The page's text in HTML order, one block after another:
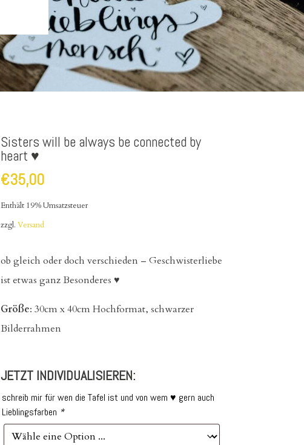
Sisters will be always be connected by
heart ♥
€35,00
Enthält 19% Umsatzsteuer
zzgl.Versand
ob gleich oder doch verschieden – Geschwisterliebe
ist etwas ganz Besonderes ♥
Größe: 30cm x 40cm Hochformat, schwarzer
Bilderrahmen
JETZT INDIVIDUALISIEREN:
schreib mir für wen die Tafel ist und von wem ♥ gern auch
Lieblingsfarben *